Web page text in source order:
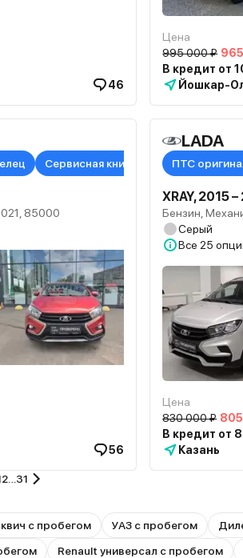
46
Цена
995 000 ₽
В кредит от
Йошкар-
Сервисная книжка в наличии
85000
56
LADA
ПТС
XRAY, 2015
Бензин,
Серый
Все 25
Цена
830 000 ₽
В кредит от
Казань
31
с пробегом УАЗ с пробегом
Renault универсал с пробегом